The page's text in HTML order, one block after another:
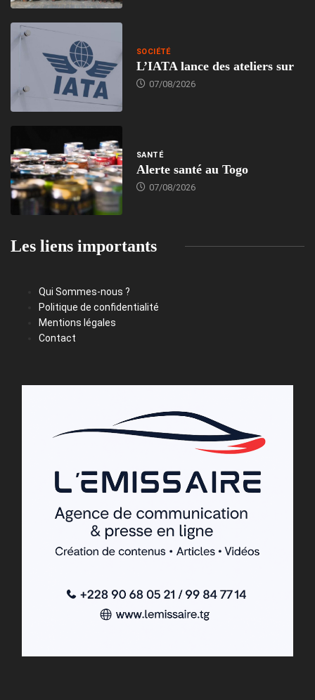
SOCIÉTÉ
L’IATA lance des ateliers sur
07/08/2026
SANTÉ
Alerte santé au Togo
07/08/2026
Les liens importants
Qui Sommes-nous ?
Politique de confidentialité
Mentions légales
Contact